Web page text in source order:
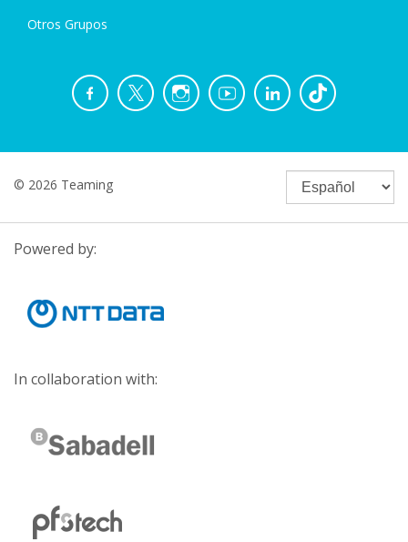
Otros Grupos
© 2026 Teaming
Powered by:
In collaboration with: